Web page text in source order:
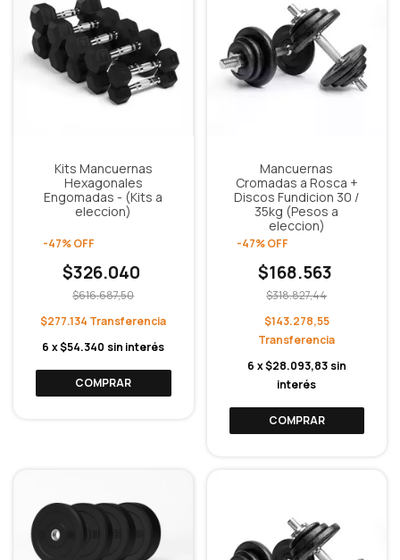
Kits Mancuernas
Hexagonales
Engomadas - (Kits a
eleccion)
-47%OFF
$326.040
$616.687,50
$277.134
6 x$54.340 sin interés
COMPRAR
Mancuernas
Cromadas a Rosca +
Discos Fundicion 30 /
35kg (Pesos a
eleccion)
-47%OFF
$168.563
$318.827,44
$143.278,55
6 x$28.093,83 sin
interés
COMPRAR